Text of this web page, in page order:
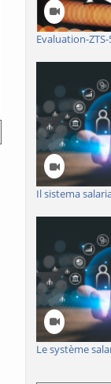
Evaluation-
Il sistema
Le système